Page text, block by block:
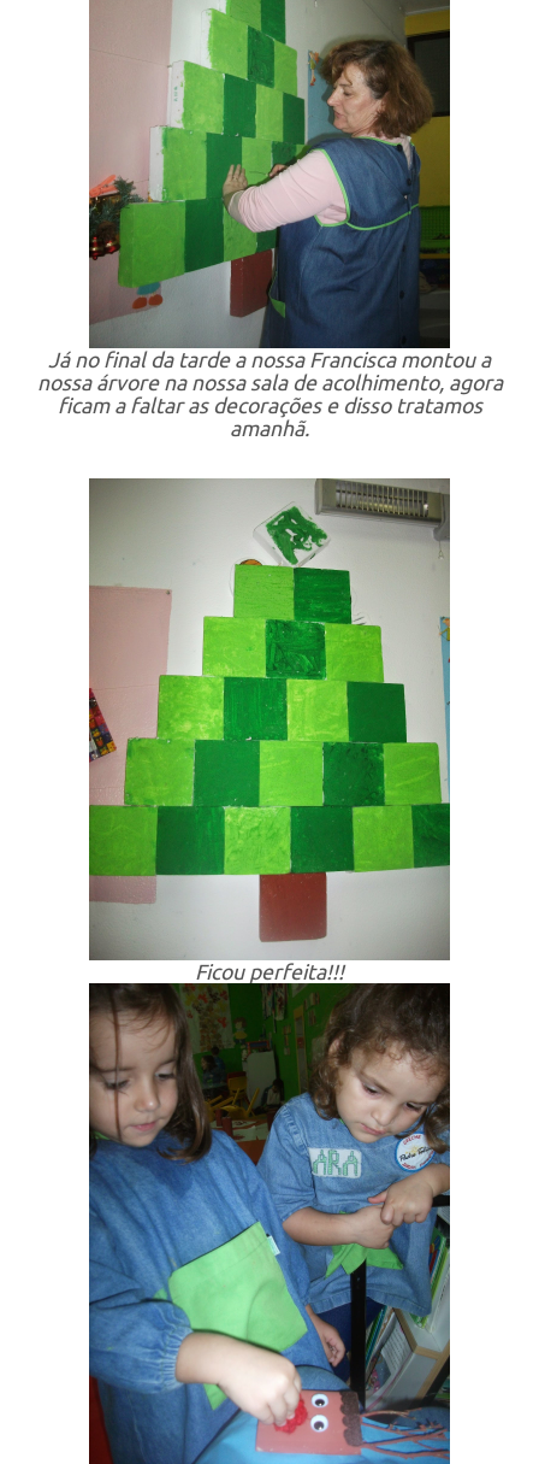
Já no final da tarde a nossa Francisca montou a
nossa árvore na nossa sala de acolhimento, agora
ficam a faltar as decorações e disso tratamos
amanhã.
Ficou perfeita!!!